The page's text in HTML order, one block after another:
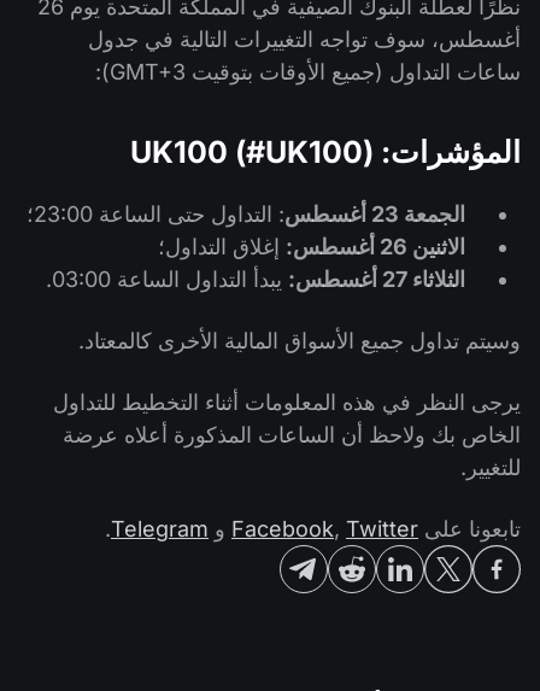
نظرًا لعطلة البنوك الصيفية في المملكة المتحدة يوم 26
أغسطس، سوف تواجه التغييرات التالية في جدول
ساعات التداول (جميع الأوقات بتوقيت GMT+3):
المؤشرات: UK100 (#UK100)
الجمعة 23 أغسطس
: التداول حتى الساعة 23:00؛
الاثنين 26 أغسطس:
إغلاق التداول؛
الثلاثاء 27 أغسطس:
يبدأ التداول الساعة 03:00.
وسيتم تداول جميع الأسواق المالية الأخرى كالمعتاد.
يرجى النظر في هذه المعلومات أثناء التخطيط للتداول
الخاص بك ولاحظ أن الساعات المذكورة أعلاه عرضة
للتغيير.
تابعونا على Facebook, Twitter و Telegram
.